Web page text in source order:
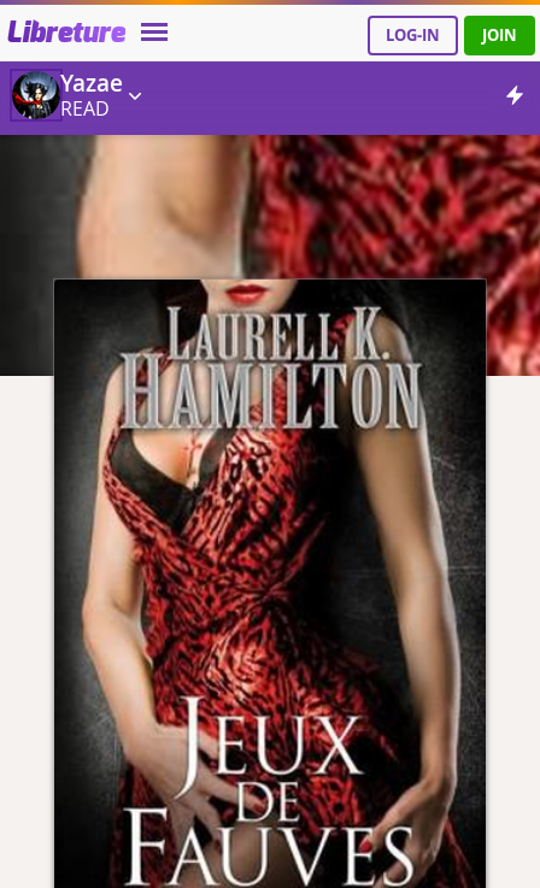
Libreture LOG-IN JOIN
Yazae
READ